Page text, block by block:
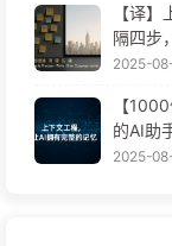
【译
隔四步
慢慢学
2025-
【
的AI助
现90%
2025-